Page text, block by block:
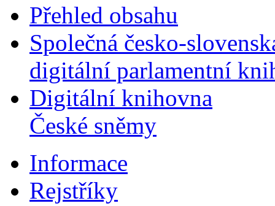
Přehled obsahu
Společná česko-
digitální parlamentní
Digitální knihovna
České sněmy
Informace
Rejstříky